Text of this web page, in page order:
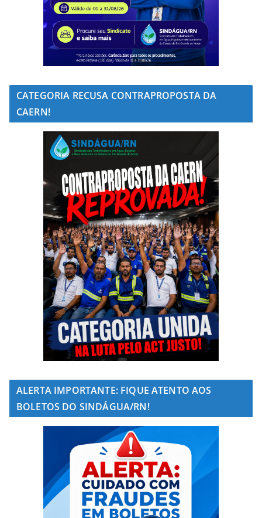
CATEGORIA RECUSA CONTRAPROPOSTA DA
CAERN!
ALERTA IMPORTANTE: FIQUE ATENTO AOS
BOLETOS DO SINDÁGUA/RN!